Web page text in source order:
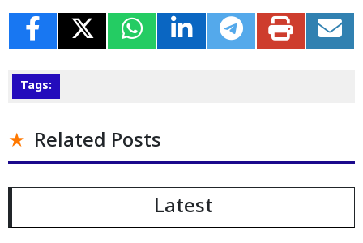
Tags:
Related Posts
Latest